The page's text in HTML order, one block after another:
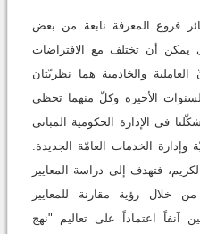
فروع المعرفة نابعة من بعض
یمکن أن تختلف مع الافتراضات
والخادمیة هما نظریّتان
الأخیرة وکلّ منهما تحظى
فی الإدارة الحکومیة المبانی
وإدارة الخدمات العامّة الجدیدة.
فتهدف إلى دراسة المعاییر
خلال رؤیة مقارنة للمعاییر
آنفاً اعتماداً على تعالیم "نهج